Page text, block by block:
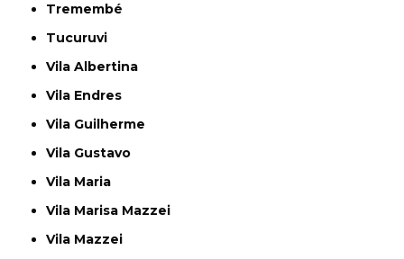
Tremembé
Tucuruvi
Vila Albertina
Vila Endres
Vila Guilherme
Vila Gustavo
Vila Maria
Vila Marisa Mazzei
Vila Mazzei